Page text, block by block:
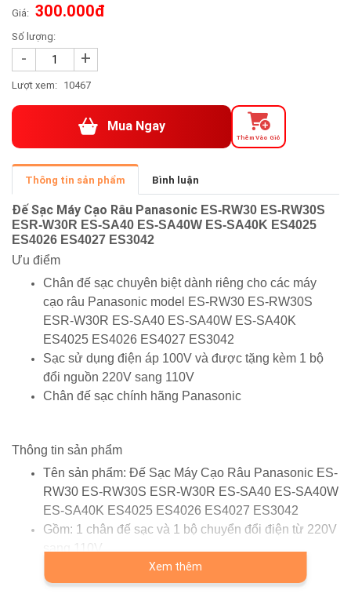
Giá: 300.000đ
Số lượng:
- +
Lượt xem: 10467
Mua Ngay
Thêm Vào Giỏ
Thông tin sản phẩm Bình luận
Đế Sạc Máy Cạo Râu Panasonic ES-RW30 ES-RW30S
ESR-W30R ES-SA40 ES-SA40W ES-SA40K ES4025
ES4026 ES4027 ES3042
Ưu điểm
Chân đế sạc chuyên biệt dành riêng cho các máy
cạo râu Panasonic model ES-RW30 ES-RW30S
ESR-W30R ES-SA40 ES-SA40W ES-SA40K
ES4025 ES4026 ES4027 ES3042
Sạc sử dụng điện áp 100V và được tặng kèm 1 bộ
đổi nguồn 220V sang 110V
Chân đế sạc chính hãng Panasonic
Thông tin sản phẩm
Tên sản phẩm: Đế Sạc Máy Cạo Râu Panasonic ES-
RW30 ES-RW30S ESR-W30R ES-SA40 ES-SA40W
ES-SA40K ES4025 ES4026 ES4027 ES3042
Gồm: 1 chân đế sạc và 1 bộ chuyển đổi điện từ 220V
sang 110V
Bảo hành: 12 tháng
Xem thêm